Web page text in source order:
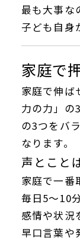
最も大事な
子ども自身
家庭で
家庭で伸
力の力」の
の3つをバ
なります。
声とこと
家庭で一番
毎日5〜10
感情や状況
早口言葉や